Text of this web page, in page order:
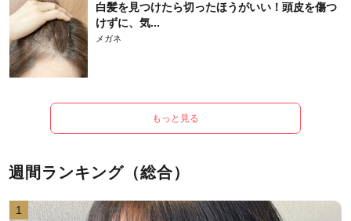
白髪を見つけたら切ったほうがいい！頭皮を傷つ
けずに、気...
メガネ
もっと見る
週間ランキング（総合）
1